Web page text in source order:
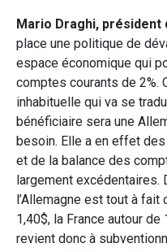
Mario Draghi, président
place une politique de
espace économique qui
comptes courants de 2%.
inhabituelle qui va se
bénéficiaire sera une
besoin. Elle a en effet
et de la balance des
largement excédentaires.
l’Allemagne est tout à fait
1,40$, la France autour de
revient donc à